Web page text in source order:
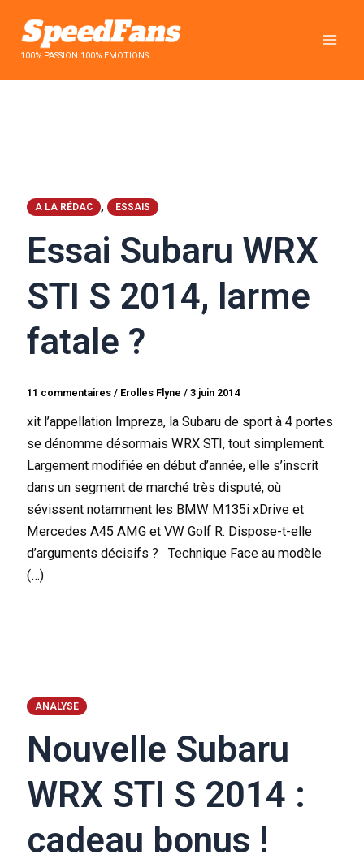
contenu100% PASSION 100% EMOTIONS
A LA RÉDAC , ESSAIS
Essai Subaru WRX
STI S 2014, larme
fatale ?
11 commentaires / Erolles Flyne/3 juin 2014
xit l’appellation Impreza, la Subaru de sport à 4 portes
se dénomme désormais WRX STI, tout simplement.
Largement modifiée en début d’année, elle s’inscrit
dans un segment de marché très disputé, où
sévissent notamment les BMW M135i xDrive et
Mercedes A45 AMG et VW Golf R. Dispose-t-elle
d’arguments décisifs ? Technique Face au modèle
(…)
ANALYSE
Nouvelle Subaru
WRX STI S 2014 :
cadeau bonus !